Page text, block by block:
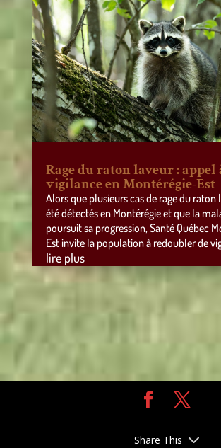
Rage du raton laveur : appel
vigilance en Montérégie-Est
Alors que plusieurs cas de rage du raton
été détectés en Montérégie et que la
poursuit sa progression, Santé Québec
Est invite la population à redoubler de
lire plus
WordPress
Share This